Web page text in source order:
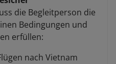
die Begleitperson die
Bedingungen und
erfüllen:
nach Vietnam